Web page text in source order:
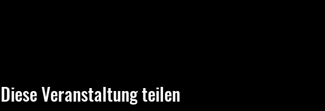
Diese Veranstaltung teilen